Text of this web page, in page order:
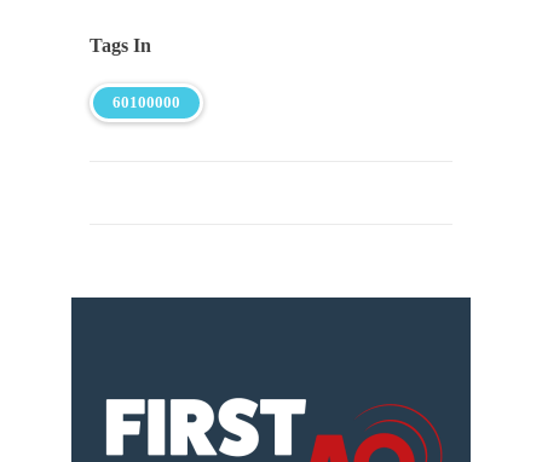
Tags In
60100000